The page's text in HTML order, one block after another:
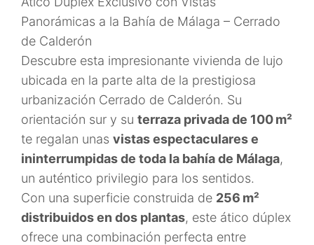
Panorámicas a la Bahía de Málaga – Cerrado
de Calderón
Descubre esta impresionante vivienda de lujo
ubicada en la parte alta de la prestigiosa
urbanización Cerrado de Calderón. Su
orientación sur y su terraza privada de 100 m²
te regalan unas vistas espectaculares e
ininterrumpidas de toda la bahía de Málaga,
un auténtico privilegio para los sentidos.
Con una superficie construida de 256 m²
distribuidos en dos plantas, este ático dúplex
ofrece una combinación perfecta entre